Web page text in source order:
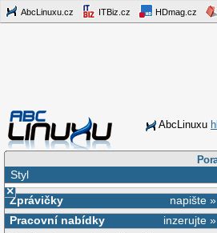
AbcLinuxu.cz ITBiz.cz HDmag.cz
AbcLinuxu
Styl
×
napište »
Zprávičky
inzerujte »
Pracovní nabídky